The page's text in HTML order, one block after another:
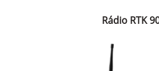
Rádio RTK